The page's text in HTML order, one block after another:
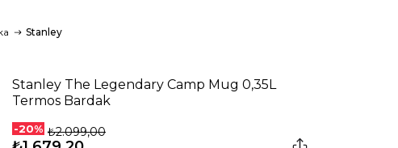
Stanley
Stanley The Legendary Camp Mug 0,35L
Termos Bardak
-20% ₺2.099,00